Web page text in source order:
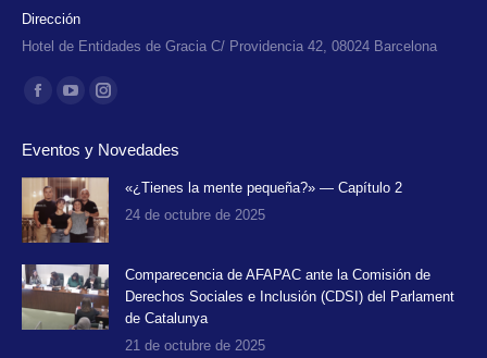
Dirección
Hotel de Entidades de Gracia C/ Providencia 42, 08024 Barcelona
Encuéntranos en:
Facebook
opens
in
new
window
YouTube
opens
in
new
window
Instagram
opens
in
new
window
Eventos y Novedades
«¿Tienes la mente pequeña?» — Capítulo 2
24 de octubre de 2025
Comparecencia de AFAPAC ante la Comisión de
Derechos Sociales e Inclusión (CDSI) del Parlament
de Catalunya
21 de octubre de 2025